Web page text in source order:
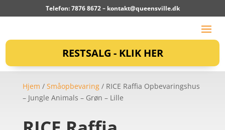
Telefon: 7876 8672 – kontakt@queensville.dk
RESTSALG - KLIK HER
Hjem / Småopbevaring/ RICE Raffia Opbevaringshus
– Jungle Animals – Grøn – Lille